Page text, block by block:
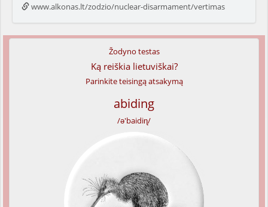
www.alkonas.lt/zodzio/nuclear-disarmament/vertimas
Žodyno testas
Ką reiškia lietuviškai?
Parinkite teisingą atsakymą
abiding
/ə'baidiɳ/